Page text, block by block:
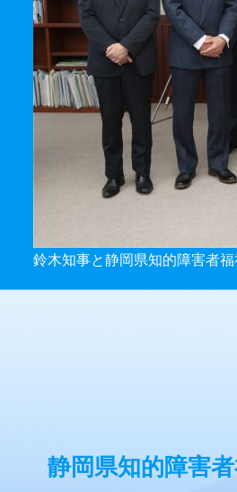
鈴木知事と静岡県知的障害者
静岡県知的障害